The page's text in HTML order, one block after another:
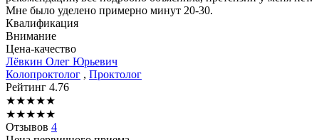
Мне было уделено примерно минут 20-30.
Квалификация
Внимание
Цена-качество
Лёвкин Олег Юрьевич
Колопроктолог , Проктолог
Рейтинг 4.76
★★★★★
★★★★★
Отзывов 4